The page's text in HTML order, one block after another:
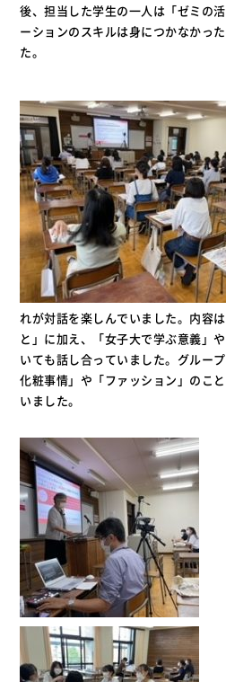
後、担当した学生の一人は「ゼミの
ーションのスキルは身につかなかっ
た。
れが対話を楽しんでいました。内容
と」に加え、「女子大で学ぶ意義」
いても話し合っていました。グルー
化粧事情」や「ファッション」のこ
いました。